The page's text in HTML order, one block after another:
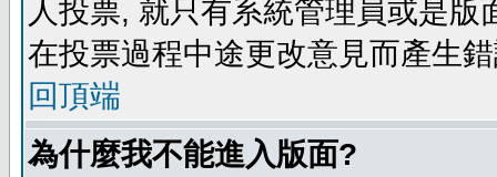
人投票, 就只有系統管理員或是
在投票過程中途更改意見而產生
回頂端
為什麼我不能進入版面?